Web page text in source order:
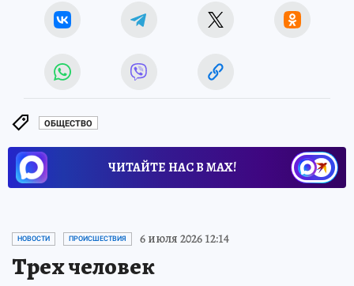
ОБЩЕСТВО
ЧИТАЙТЕ НАС В МАХ!
НОВОСТИ ПРОИСШЕСТВИЯ 6 июля 2026 12:14
Трех человек